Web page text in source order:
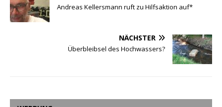
Andreas Kellersmann ruft zu Hilfsaktion auf*
NÄCHSTER
Überbleibsel des Hochwassers?